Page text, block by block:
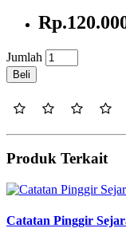
Jumlah
Beli
Produk Terkait
Catatan Pinggir